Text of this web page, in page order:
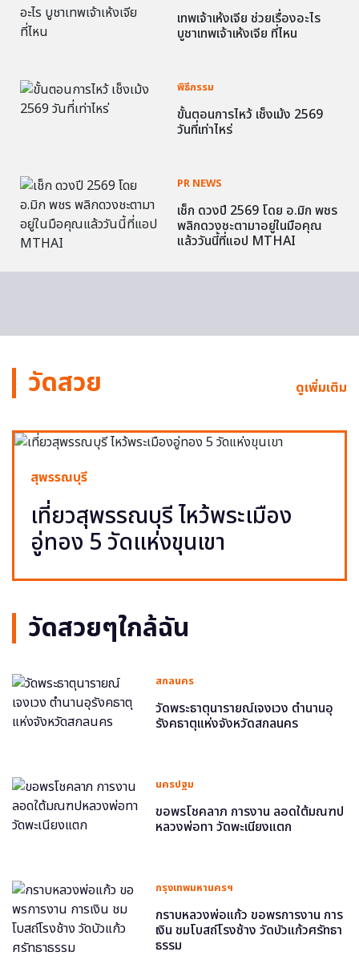
เทพเจ้าเห้งเจีย ช่วยเรื่องอะไร
บูชาเทพเจ้าเห้งเจีย ที่ไหน
พิธีกรรม
ขั้นตอนการไหว้ เช็งเม้ง 2569
วันที่เท่าไหร่
PR NEWS
เช็ก ดวงปี 2569 โดย อ.มิก พชร
พลิกดวงชะตามาอยู่ในมือคุณ
แล้ววันนี้ที่แอป MTHAI
วัดสวย ดูเพิ่มเติม
สุพรรณบุรี
เที่ยวสุพรรณบุรี ไหว้พระเมือง
อู่ทอง 5 วัดแห่งขุนเขา
วัดสวยๆใกล้ฉัน
สกลนคร
วัดพระธาตุนารายณ์เจงเวง ตำนานอุ
รังคธาตุแห่งจังหวัดสกลนคร
นครปฐม
ขอพรโชคลาภ การงาน ลอดใต้มณฑป
หลวงพ่อทา วัดพะเนียงแตก
กรุงเทพมหานครฯ
กราบหลวงพ่อแก้ว ขอพรการงาน การ
เงิน ชมโบสถ์โรงช้าง วัดบัวแก้วศรัทธา
ธรรม